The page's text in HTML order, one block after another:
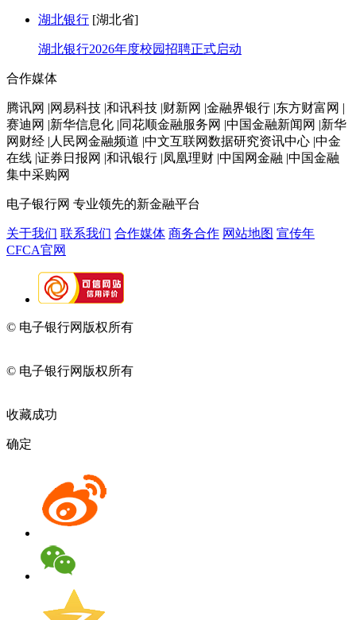
湖北银行 [湖北省]
湖北银行2026年度校园招聘正式启动
合作媒体
腾讯网 |网易科技 |和讯科技 |财新网 |金融界银行 |东方财富网 |
赛迪网 |新华信息化 |同花顺金融服务网 |中国金融新闻网 |新华
网财经 |人民网金融频道 |中文互联网数据研究资讯中心 |中金
在线 |证券日报网 |和讯银行 |凤凰理财 |中国网金融 |中国金融
集中采购网
电子银行网 专业领先的新金融平台
关于我们 联系我们 合作媒体 商务合作 网站地图 宣传年
CFCA官网
© 电子银行网版权所有
© 电子银行网版权所有
收藏成功
确定